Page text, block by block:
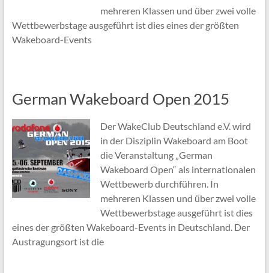
mehreren Klassen und über zwei volle
Wettbewerbstage ausgeführt ist dies eines der größten
Wakeboard-Events
German Wakeboard Open 2015
Der WakeClub Deutschland e.V. wird
in der Disziplin Wakeboard am Boot
die Veranstaltung „German
Wakeboard Open“ als internationalen
Wettbewerb durchführen. In
mehreren Klassen und über zwei volle
Wettbewerbstage ausgeführt ist dies
eines der größten Wakeboard-Events in Deutschland. Der
Austragungsort ist die